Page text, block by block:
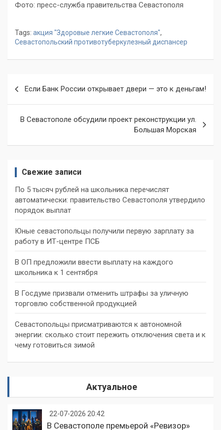
Фото: пресс-служба правительства Севастополя
Tags: акция "Здоровые легкие Севастополя",
Севастопольский противотуберкулезный диспансер
записям
Если Банк России открывает двери — это к деньгам!
В Севастополе обсудили проект реконструкции ул.
Большая Морская
Свежие записи
По 5 тысяч рублей на школьника перечислят
автоматически: правительство Севастополя утвердило
порядок выплат
Юные севастопольцы получили первую зарплату за
работу в ИТ-центре ПСБ
В ОП предложили ввести выплату на каждого
школьника к 1 сентября
В Госдуме призвали отменить штрафы за уличную
торговлю собственной продукцией
Севастопольцы присматриваются к автономной
энергии: сколько стоит пережить отключения света и к
чему готовиться зимой
Актуальное
22-07-2026 20:42
В Севастополе премьерой «Ревизор»